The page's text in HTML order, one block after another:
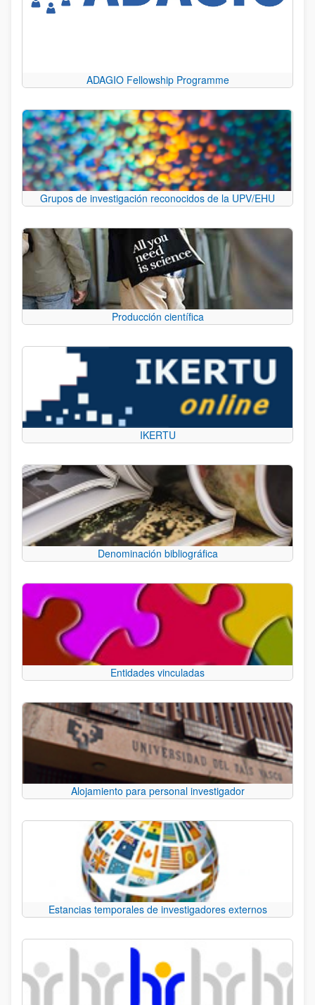
ADAGIO Fellowship Programme
Grupos de investigación reconocidos de la UPV/EHU
Producción científica
IKERTU
Denominación bibliográfica
Entidades vinculadas
Alojamiento para personal investigador
Estancias temporales de investigadores externos